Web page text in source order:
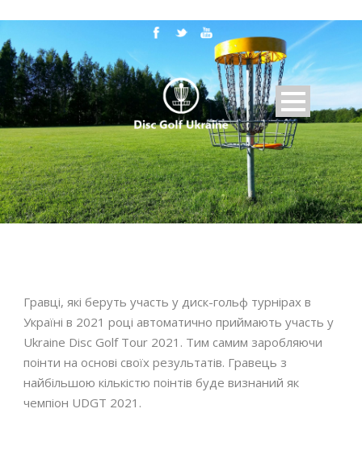
Гравці, які беруть участь у диск-гольф турнірах в
Україні в 2021 році автоматично приймають участь у
Ukraine Disc Golf Tour 2021. Тим самим заробляючи
поінти на основі своїх результатів. Гравець з
найбільшою кількістю поінтів буде визнаний як
чемпіон UDGT 2021.